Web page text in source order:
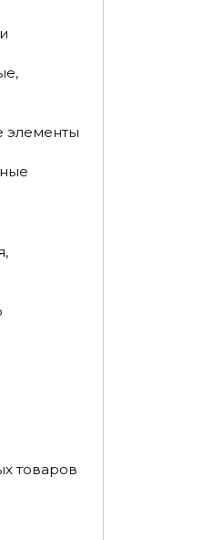
элементы
товаров